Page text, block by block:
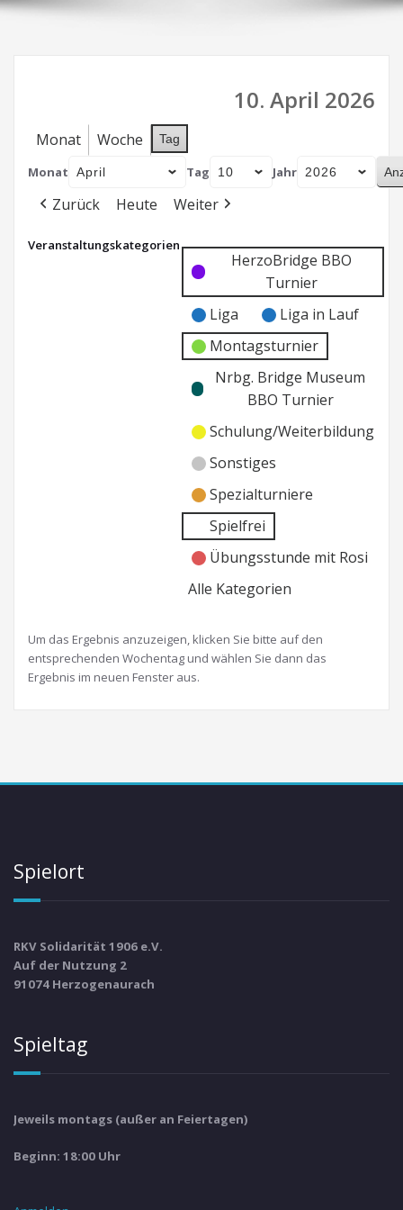
10. April 2026
Monat Woche Tag
Monat Tag Jahr
Zurück Heute Weiter
Veranstaltungskategorien Kategorie
ohne
Titel
Kategorie
Titel
HerzoBridge BBO
Turnier
Liga
Liga in Lauf
Montagsturnier
Nrbg. Bridge Museum
BBO Turnier
Schulung/Weiterbildung
Sonstiges
Spezialturniere
Spielfrei
Übungsstunde mit Rosi
Alle Kategorien
Um das Ergebnis anzuzeigen, klicken Sie bitte auf den
entsprechenden Wochentag und wählen Sie dann das
Ergebnis im neuen Fenster aus.
Spielort
RKV Solidarität 1906 e.V.
Auf der Nutzung 2
91074 Herzogenaurach
Spieltag
Jeweils montags (außer an Feiertagen)
Beginn: 18:00 Uhr